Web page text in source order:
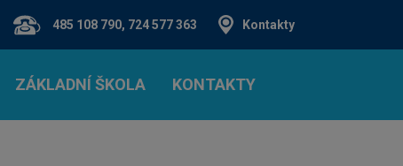
485 108 790, 724 577 363 Kontakty
ZÁKLADNÍ ŠKOLA KONTAKTY